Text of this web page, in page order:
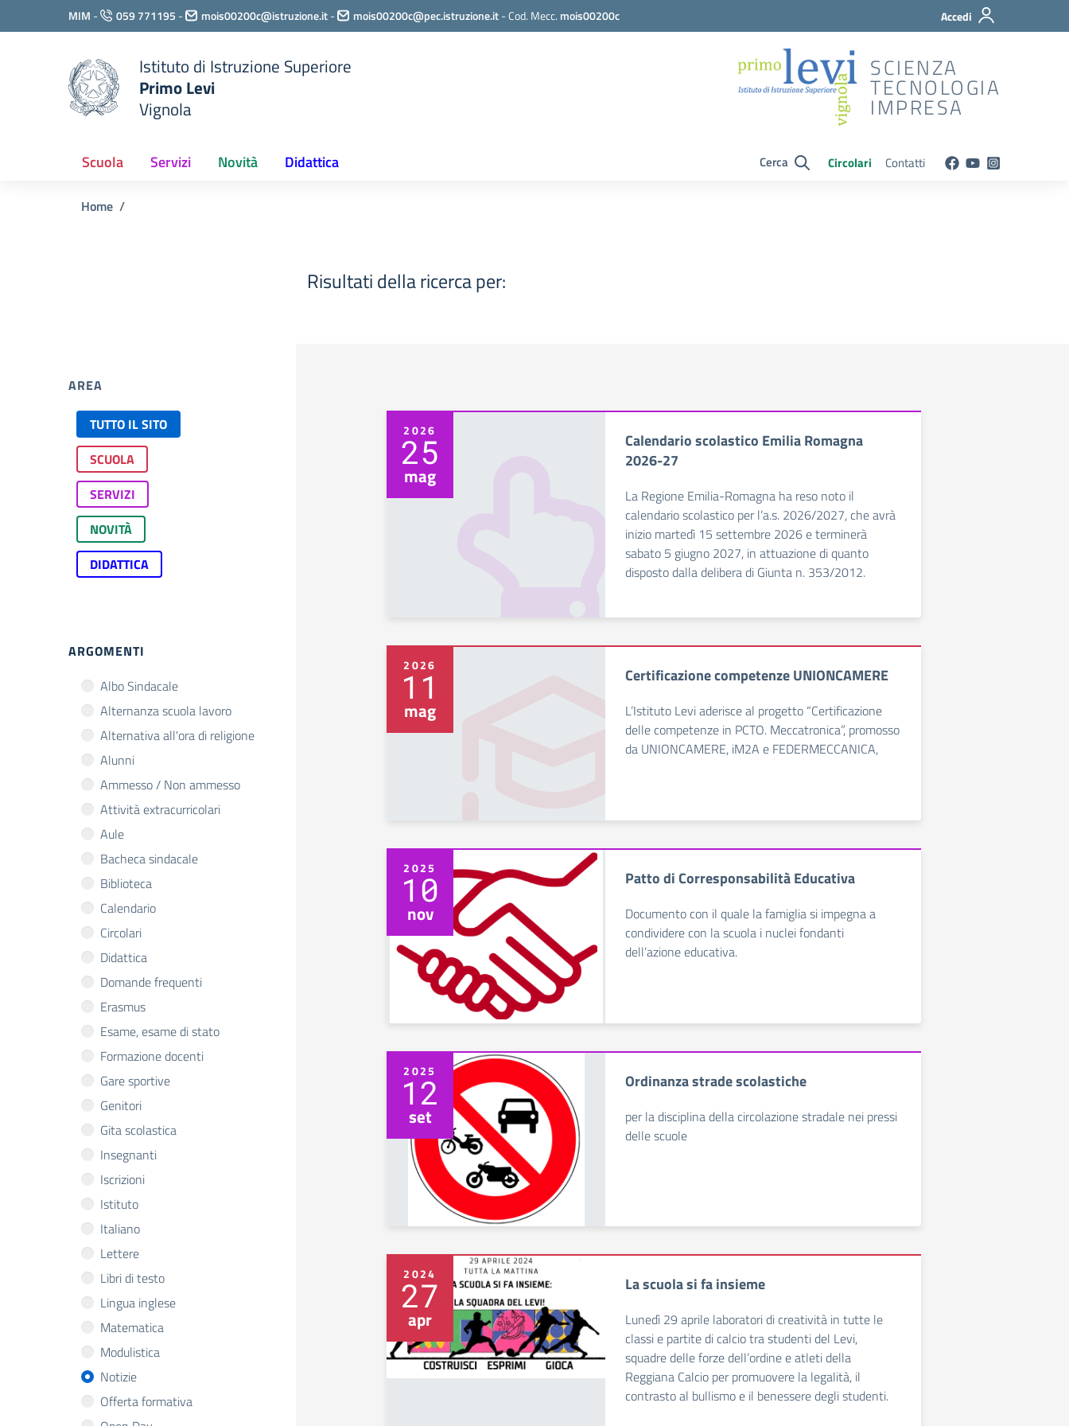
Vai ai contenuti
Vai al menu di navigazione
MIM - 059 771195 - mois00200c@istruzione.it- mois00200c@pec.istruzione.it-Cod. Mecc. mois00200c Accedi
Istituto di Istruzione Superiore
Primo Levi
Vignola
SCIENZA
TECNOLOGIA
IMPRESA
Scuola Servizi Novità Didattica Cerca Circolari Contatti
Home
Risultati della ricerca per:
AREA
TUTTO IL SITO
SCUOLA
SERVIZI
NOVITÀ
DIDATTICA
ARGOMENTI
Albo Sindacale
Alternanza scuola lavoro
Alternativa all'ora di religione
Alunni
Ammesso / Non ammesso
Attività extracurricolari
Aule
Bacheca sindacale
Biblioteca
Calendario
Circolari
Didattica
Domande frequenti
Erasmus
Esame, esame di stato
Formazione docenti
Gare sportive
Genitori
Gita scolastica
Insegnanti
Iscrizioni
Istituto
Italiano
Lettere
Libri di testo
Lingua inglese
Matematica
Modulistica
Notizie
Offerta formativa
2026
25
mag
Calendario scolastico Emilia Romagna
2026-27
La Regione Emilia-Romagna ha reso noto il
calendario scolastico per l’a.s. 2026/2027, che avrà
inizio martedì 15 settembre 2026 e terminerà
sabato 5 giugno 2027, in attuazione di quanto
disposto dalla delibera di Giunta n. 353/2012.
2026
11
mag
Certificazione competenze UNIONCAMERE
L’Istituto Levi aderisce al progetto “Certificazione
delle competenze in PCTO. Meccatronica”, promosso
da UNIONCAMERE, iM2A e FEDERMECCANICA,
2025
10
nov
Patto di Corresponsabilità Educativa
Documento con il quale la famiglia si impegna a
condividere con la scuola i nuclei fondanti
dell’azione educativa.
2025
12
set
Ordinanza strade scolastiche
per la disciplina della circolazione stradale nei pressi
delle scuole
2024
27
apr
La scuola si fa insieme
Lunedì 29 aprile laboratori di creatività in tutte le
classi e partite di calcio tra studenti del Levi,
squadre delle forze dell’ordine e atleti della
Reggiana Calcio per promuovere la legalità, il
contrasto al bullismo e il benessere degli studenti.